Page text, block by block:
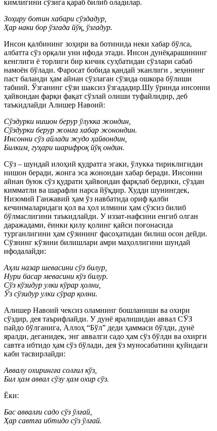
кимлигини сўзига қараб билиб оладилар.
Зоҳиру ботин хабари сўздадур,
Ҳар наки бор ўзгада йўқ, ўзгадур.
Инсон қалбининг зоҳири ва ботинида неки хабар бўлса,
албатта сўз орқали уни ифода этади. Инсон дунёқарашининг
кенглиги ё торлиги бир кичик суҳбатидан сўзлари сабаб
намоён бўлади. Фаросат бобида қандай эканлиги , зеҳннинг
паст баланди ҳам айнан сўзлаган сўзида ошкора бўлиши
табиий. Ўзганинг сўзи шаксиз ўзгададир.Шу ўринда инсонни
ҳайвондан фарқи фақат сўзлай олиши туфайлидир, деб
таъкидлайди Алишер Навоий:
Сўздурки нишон берур ўлукка жондин,
Сўздурки берур жонға хабар жонондин.
Инсонни сўз айлади жудо ҳайвондин,
Билким, гуҳари шарифроқ йўқ ондин.
Сўз – шундай илоҳий қудратга эгаки, ўлукка тириклигидан
нишон беради, жонга эса жонондан хабар беради. Инсонни
айнан буюк сўз қудрати ҳайвондан фарқлаб бердики, сўздан
кимматли ва шарафли нарса йўқдир. Худди шунингдек,
Низомий Ганжавий ҳам ўз навбатида ориф қалби
кечинмаларидаги қол ва ҳол илмини ҳам сўзсиз билиб
бўлмаслигини таъкидлайди. У иззат-нафсини енгиб олган
даражадами, ёинки қилу қолинг қайси поғонасида
турганлигини ҳам сўзининг фасоҳатидан билиш осон дейди.
Сўзнинг кўзини билишлари амри маҳоллигини шундай
ифодалайди:
Аҳли назар шевасини сўз билур,
Нури басар мевасини кўз билур.
Сўз кўзидур улки кўрар ҳолни,
Ўз сўзидур улки сўрар қолни.
Алишер Навоий чексиз оламнинг бошланиши ва охири
сўздир, дея таърифлайди. У дунё яралишидан аввал СЎЗ
пайдо бўлганига, Аллоҳ “Бўл” деди ҳаммаси бўлди, дунё
яралди, деганидек, энг аввалги садо ҳам сўз бўлди ва охирги
савтға ибтидо ҳам сўз бўлади, дея ўз муносабатини қуйидаги
каби тасвирлайди:
Аввалу охирингға солғил кўз,
Бил ҳам аввал сўзу ҳам охир сўз.
Ёки:
Бас аввалғи садо сўз ўлғай,
Ҳар савтға ибтидо сўз ўлғай.